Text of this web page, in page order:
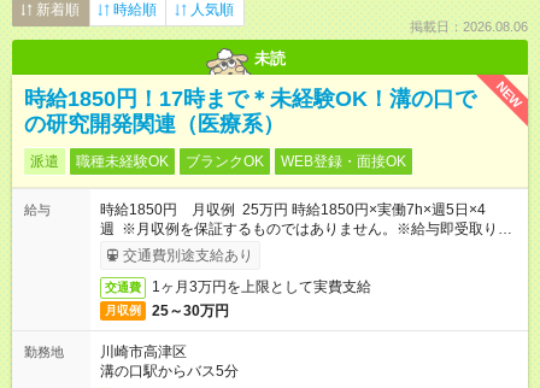
新着順 時給順 人気順
掲載日：2026.08.06
未読
NEW
時給1850円！17時まで＊未経験OK！溝の口で
の研究開発関連（医療系）
派遣 職種未経験OK ブランクOK WEB登録・面接OK
給与
時給1850円 月収例 25万円 時給1850円×実働7h×週5日×4
週 ※月収例を保証するものではありません。※給与即受取りサ
ービス利用可（利用条件有）
交通費別途支給あり
交通費 1ヶ月3万円を上限として実費支給
月収例 25～30万円
勤務地
川崎市高津区
溝の口駅からバス5分